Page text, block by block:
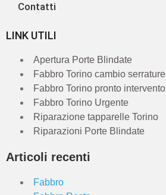
Contatti
LINK UTILI
Apertura Porte Blindate
Fabbro Torino cambio serrature
Fabbro Torino pronto intervento
Fabbro Torino Urgente
Riparazione tapparelle Torino
Riparazioni Porte Blindate
Articoli recenti
Fabbro